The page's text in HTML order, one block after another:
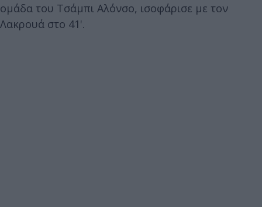
ομάδα του Τσάμπι Αλόνσο, ισοφάρισε με τον
Λακρουά στο 41'.